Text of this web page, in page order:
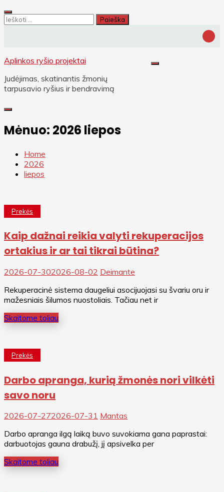
Skip
to
Ieškoti:
Aplinkos ryšio projektai
Judėjimas, skatinantis žmonių
tarpusavio ryšius ir bendravimą
Mėnuo: 2026 liepos
Home
2026
liepos
Prekės
Kaip dažnai reikia valyti rekuperacijos
ortakius ir ar tai tikrai būtina?
2026-07-302026-08-02 Deimante
Rekuperacinė sistema daugeliui asocijuojasi su švariu oru ir
mažesniais šilumos nuostoliais. Tačiau net ir
Skaitome toliau
Prekės
Darbo apranga, kurią žmonės nori vilkėti
savo noru
2026-07-272026-07-31 Mantas
Darbo apranga ilgą laiką buvo suvokiama gana paprastai:
darbuotojas gauna drabužį, jį apsivelka per
Skaitome toliau